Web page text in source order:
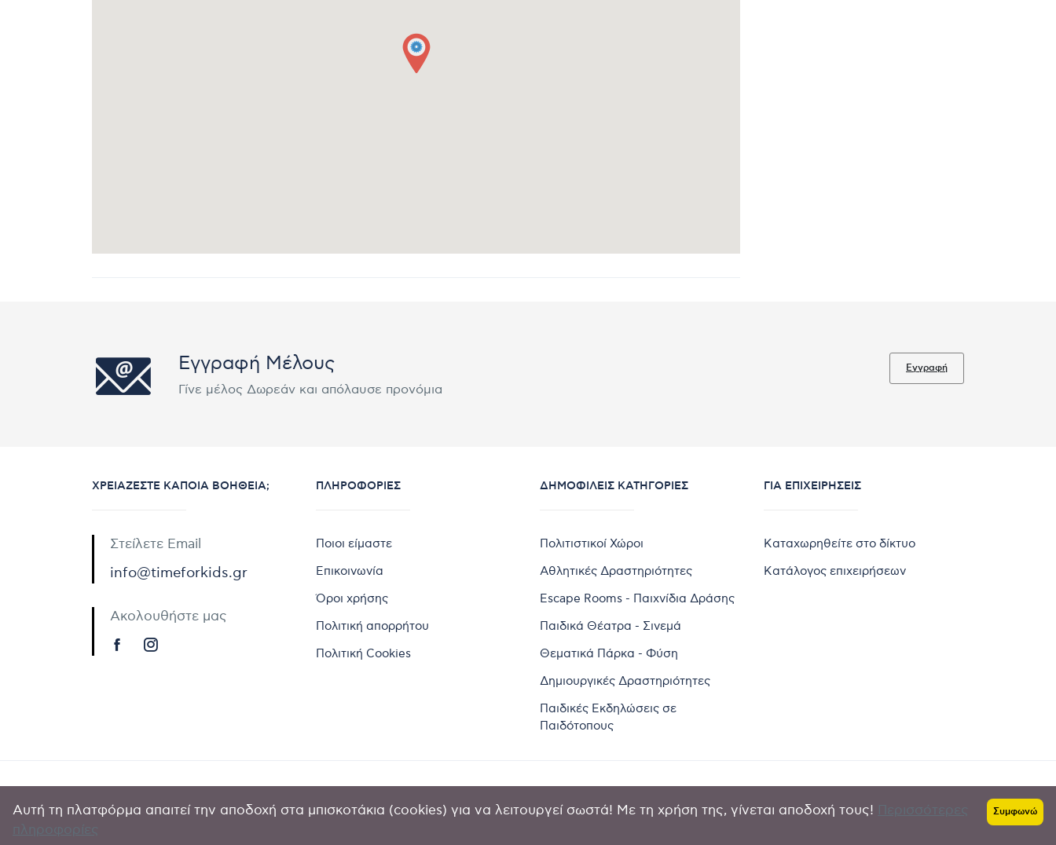
Εγγραφή Μέλους
Γίνε μέλος Δωρεάν και απόλαυσε προνόμια
Εγγραφή
ΧΡΕΙΆΖΕΣΤΕ ΚΆΠΟΙΑ ΒΟΉΘΕΙΑ;
Στείλετε Email
info@timeforkids.gr
Ακολουθήστε μας
ΠΛΗΡΟΦΟΡΊΕΣ
Ποιοι είμαστε
Επικοινωνία
Όροι χρήσης
Πολιτική απορρήτου
Πολιτική Cookies
ΔΗΜΟΦΙΛΕΊΣ ΚΑΤΗΓΟΡΊΕΣ
Πολιτιστικοί Χώροι
Αθλητικές Δραστηριότητες
Escape Rooms - Παιχνίδια Δράσης
Παιδικά Θέατρα - Σινεμά
Θεματικά Πάρκα - Φύση
Δημιουργικές Δραστηριότητες
Παιδικές Εκδηλώσεις σε
Παιδότοπους
ΓΙΑ ΕΠΙΧΕΙΡΉΣΕΙΣ
Καταχωρηθείτε στο δίκτυο
Κατάλογος επιχειρήσεων
Copyright © 2024 by Goldensites Πολιτική απορρήτου-
Αυτή τη πλατφόρμα απαιτεί την αποδοχή στα μπισκοτάκια (cookies) για να λειτουργεί σωστά! Με τη χρήση της, γίνεται αποδοχή τους! Συμφωνώ